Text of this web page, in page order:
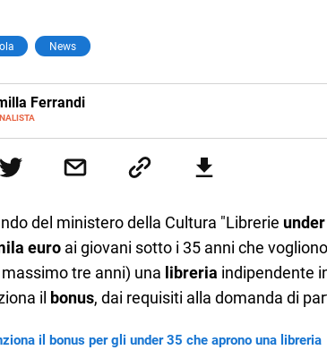
News
Ferrandi
fermata. L’attualità è il mio pane quotidiano, i libri la mia via
del ministero della Cultura "Librerie
euro ai giovani sotto i 35 anni che
tre anni) una libreria indipendente
il bonus, dai requisiti alla domanda di
il bonus per gli under 35 che aprono una libreria